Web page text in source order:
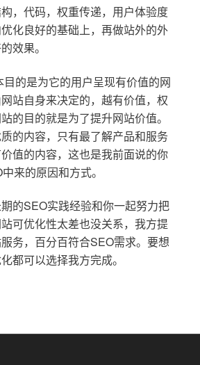
，代码，权重传递，用户体验度
化良好的基础上，再做站外的外
效果。
的是为它的用户呈现有价值的网
站自身来决定的，越有价值，权
的目的就是为了提升网站价值。
的内容，只有最了解产品和服务
值的内容，这也是我前面说的你
来的原因和方式。
的SEO实践经验和你一起努力把
可优化性太差也没关系，我方提
务，百分百符合SEO需求。要想
都可以选择我方完成。